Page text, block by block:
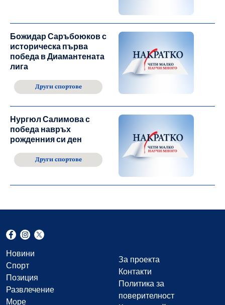
Божидар Саръбоюков с
историческа първа
победа в Диамантената
лига
Други спортове
Нургюл Салимова с
победа навръх
рожденния си ден
Други спортове
Новини
Спорт
Позиция
Развлечение
Море
За проекта
Контакти
Политика за
поверителност